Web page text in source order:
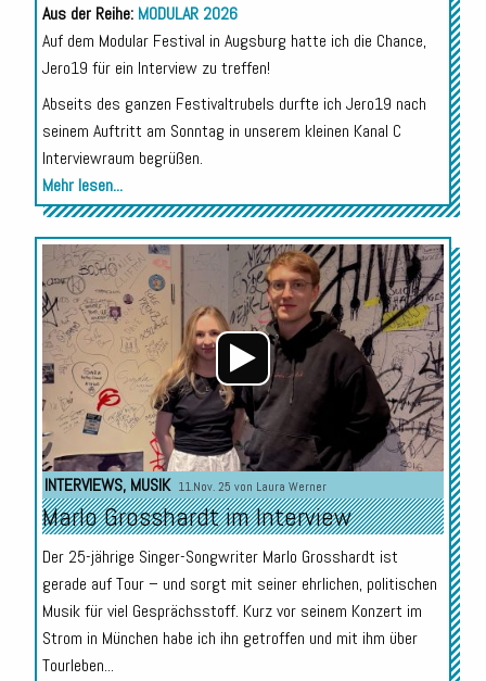
Aus der Reihe: MODULAR 2026
Auf dem Modular Festival in Augsburg hatte ich die Chance,
Jero19 für ein Interview zu treffen!
Abseits des ganzen Festivaltrubels durfte ich Jero19 nach
seinem Auftritt am Sonntag in unserem kleinen Kanal C
Interviewraum begrüßen.
Mehr lesen...
Audio-
Player
INTERVIEWS, MUSIK 11.Nov. 25 von Laura Werner
Marlo Grosshardt im Interview
Der 25-jährige Singer-Songwriter Marlo Grosshardt ist
gerade auf Tour – und sorgt mit seiner ehrlichen, politischen
Musik für viel Gesprächsstoff. Kurz vor seinem Konzert im
Strom in München habe ich ihn getroffen und mit ihm über
Tourleben...